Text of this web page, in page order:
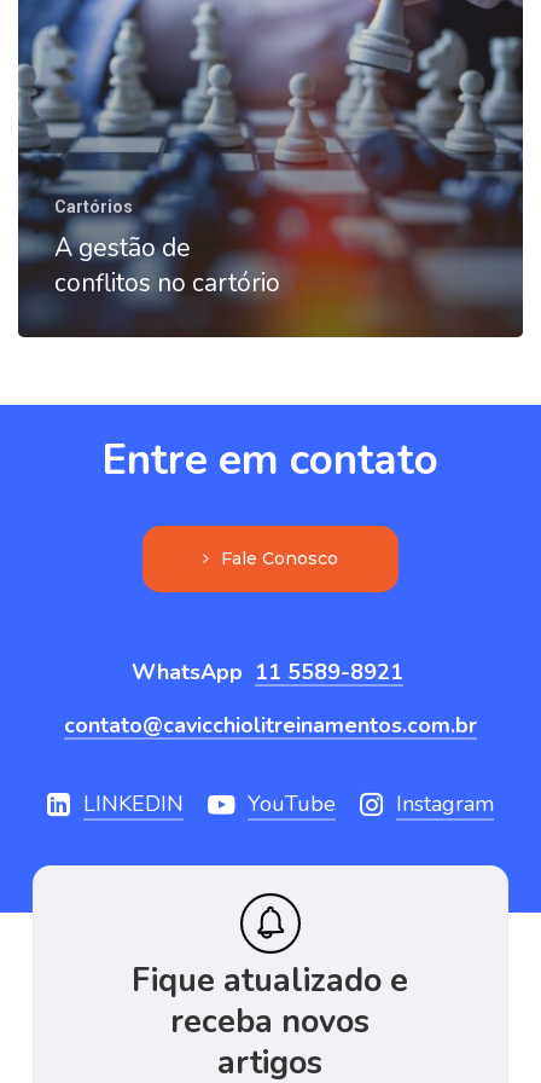
Cartórios
A gestão de
conflitos no cartório
Entre em contato
Fale Conosco
WhatsApp 11 5589-8921
contato@cavicchiolitreinamentos.com.br
LINKEDIN YouTube Instagram
Fique atualizado e
receba novos
artigos